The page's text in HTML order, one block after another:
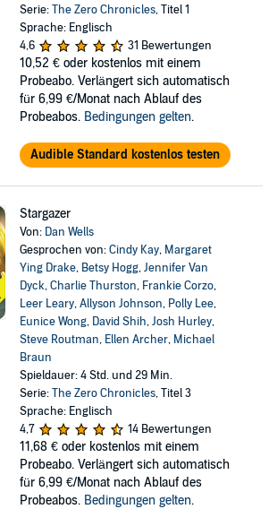
Serie:The Zero Chronicles, Titel 1
Sprache: Englisch
4,6
31 Bewertungen
10,52 € oder kostenlos mit einem
Probeabo. Verlängert sich automatisch
für 6,99 €/Monat nach Ablauf des
Probeabos. Bedingungen gelten.
Audible Standard kostenlos testen
Stargazer
Von: Dan Wells
Gesprochen von:Cindy Kay, Margaret
Ying Drake, Betsy Hogg,Jennifer Van
Dyck,Charlie Thurston, Frankie Corzo,
Leer Leary,Allyson Johnson, Polly Lee,
Eunice Wong, David Shih,Josh Hurley,
Steve Routman, Ellen Archer, Michael
Braun
Spieldauer: 4 Std. und 29 Min.
Serie:The Zero Chronicles, Titel 3
Sprache: Englisch
4,7
14 Bewertungen
11,68 € oder kostenlos mit einem
Probeabo. Verlängert sich automatisch
für 6,99 €/Monat nach Ablauf des
Probeabos. Bedingungen gelten.